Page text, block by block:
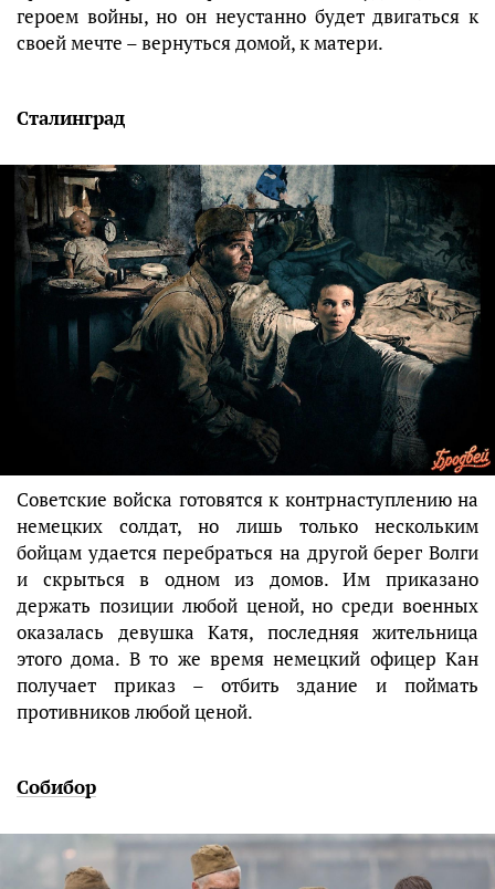
героем войны, но он неустанно будет двигаться к
своей мечте – вернуться домой, к матери.
Сталинград
Советские войска готовятся к контрнаступлению на
немецких солдат, но лишь только нескольким
бойцам удается перебраться на другой берег Волги
и скрыться в одном из домов. Им приказано
держать позиции любой ценой, но среди военных
оказалась девушка Катя, последняя жительница
этого дома. В то же время немецкий офицер Кан
получает приказ – отбить здание и поймать
противников любой ценой.
Собибор